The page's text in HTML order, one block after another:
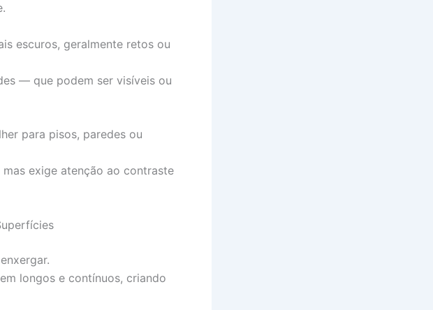
escuros, geralmente retos ou
— que podem ser visíveis ou
para pisos, paredes ou
exige atenção ao contraste
longos e contínuos, criando